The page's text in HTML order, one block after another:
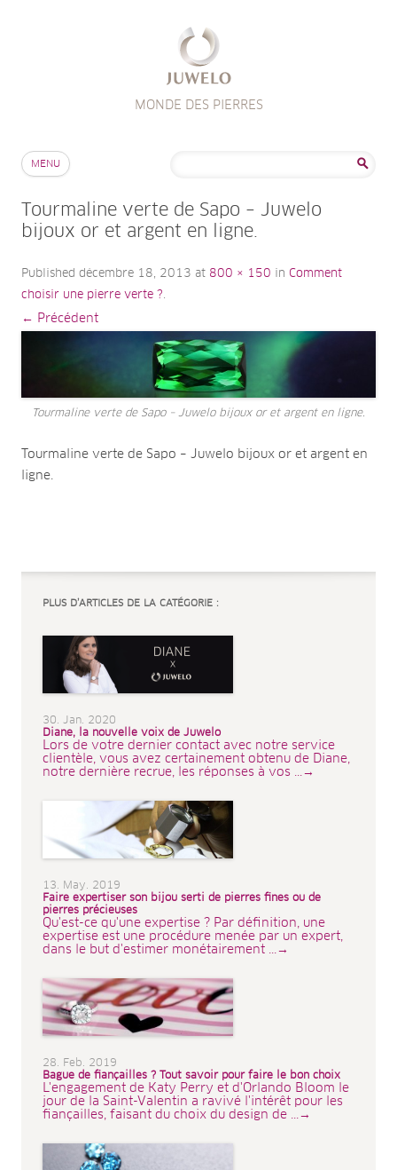
MONDE DES PIERRES
MENU
Tourmaline verte de Sapo – Juwelo
bijoux or et argent en ligne.
Published décembre 18, 2013 at 800 × 150 in Comment
choisir une pierre verte ?.
← Précédent
Tourmaline verte de Sapo – Juwelo bijoux or et argent en ligne.
Tourmaline verte de Sapo – Juwelo bijoux or et argent en
ligne.
PLUS D’ARTICLES DE LA CATÉGORIE :
30. Jan. 2020
Diane, la nouvelle voix de Juwelo
Lors de votre dernier contact avec notre service
clientèle, vous avez certainement obtenu de Diane,
notre dernière recrue, les réponses à vos ...→
13. May. 2019
Faire expertiser son bijou serti de pierres fines ou de
pierres précieuses
Qu'est-ce qu'une expertise ? Par définition, une
expertise est une procédure menée par un expert,
dans le but d'estimer monétairement ...→
28. Feb. 2019
Bague de fiançailles ? Tout savoir pour faire le bon choix
L'engagement de Katy Perry et d'Orlando Bloom le
jour de la Saint-Valentin a ravivé l'intérêt pour les
fiançailles, faisant du choix du design de ...→